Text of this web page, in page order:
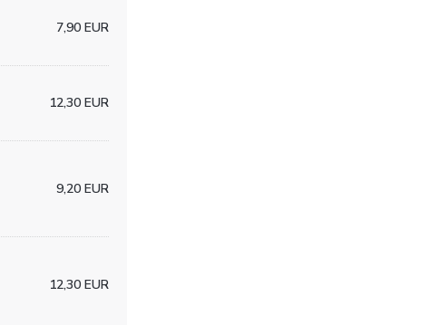
7,90 EUR
12,30 EUR
9,20 EUR
12,30 EUR